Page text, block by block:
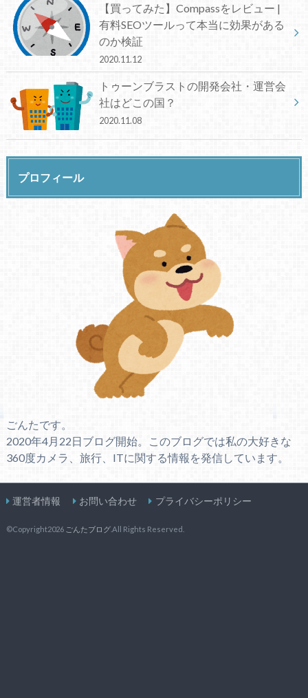
【買ってみた】Compassをレビュー |
有料SEOツールって本当に効果がある
のか検証
2020.11.12
トゥーンブラストの開発会社・運営会
社はどこの国？
2020.11.08
プロフィール
ごんたです。
2020年4月22日ブログ開始。このブログでは私の大好きな
360度カメラ、旅行、ITに関する情報を発信しています。
運営者情報 お問い合わせ プライバシーポリシー
©Copyright2026 ごんたブログ.All Rights Reserved.